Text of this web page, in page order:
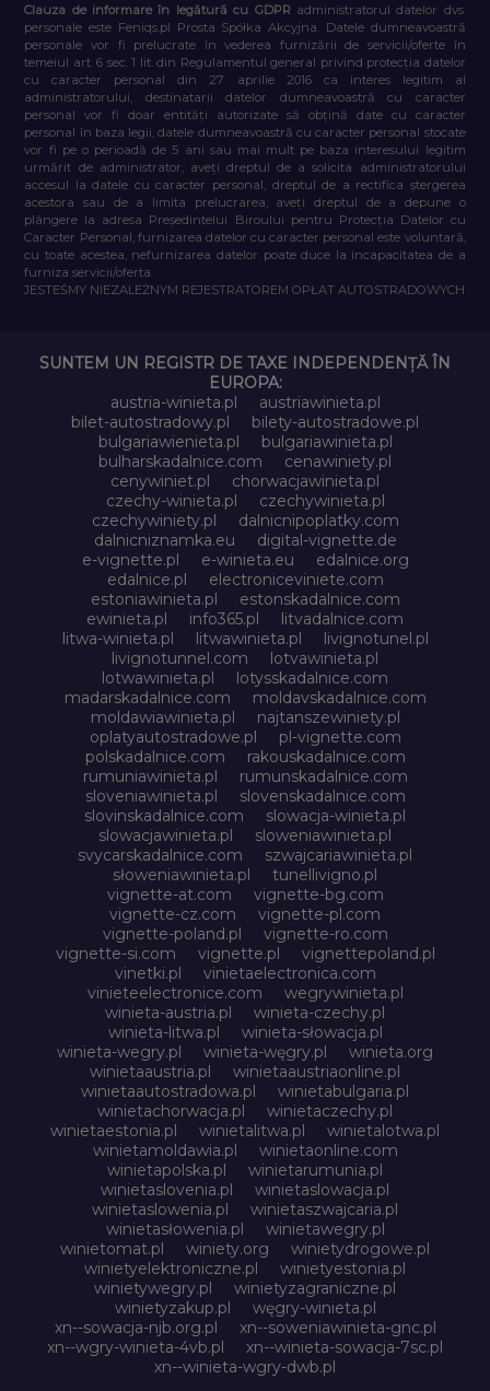
Clauza de informare în legătură cu GDPR administratorul datelor dvs.
personale este Feniqs.pl Prosta Spółka Akcyjna. Datele dumneavoastră
personale vor fi prelucrate în vederea furnizării de servicii/oferte în
temeiul art. 6 sec. 1 lit. din Regulamentul general privind protecția datelor
cu caracter personal din 27 aprilie 2016 ca interes legitim al
administratorului, destinatarii datelor dumneavoastră cu caracter
personal vor fi doar entități autorizate să obțină date cu caracter
personal în baza legii, datele dumneavoastră cu caracter personal stocate
vor fi pe o perioadă de 5 ani sau mai mult pe baza interesului legitim
urmărit de administrator, aveți dreptul de a solicita administratorului
accesul la datele cu caracter personal, dreptul de a rectifica ștergerea
acestora sau de a limita prelucrarea, aveți dreptul de a depune o
plângere la adresa Președintelui Biroului pentru Protecția Datelor cu
Caracter Personal, furnizarea datelor cu caracter personal este voluntară,
cu toate acestea, nefurnizarea datelor poate duce la incapacitatea de a
furniza servicii/oferta.
JESTEŚMY NIEZALEŻNYM REJESTRATOREM OPŁAT AUTOSTRADOWYCH
SUNTEM UN REGISTR DE TAXE INDEPENDENȚĂ ÎN
EUROPA:
austria-winieta.pl
austriawinieta.pl
bilet-autostradowy.pl
bilety-autostradowe.pl
bulgariawienieta.pl
bulgariawinieta.pl
bulharskadalnice.com
cenawiniety.pl
cenywiniet.pl
chorwacjawinieta.pl
czechy-winieta.pl
czechywinieta.pl
czechywiniety.pl
dalnicnipoplatky.com
dalnicniznamka.eu
digital-vignette.de
e-vignette.pl
e-winieta.eu
edalnice.org
edalnice.pl
electroniceviniete.com
estoniawinieta.pl
estonskadalnice.com
ewinieta.pl
info365.pl
litvadalnice.com
litwa-winieta.pl
litwawinieta.pl
livignotunel.pl
livignotunnel.com
lotvawinieta.pl
lotwawinieta.pl
lotysskadalnice.com
madarskadalnice.com
moldavskadalnice.com
moldawiawinieta.pl
najtanszewiniety.pl
oplatyautostradowe.pl
pl-vignette.com
polskadalnice.com
rakouskadalnice.com
rumuniawinieta.pl
rumunskadalnice.com
sloveniawinieta.pl
slovenskadalnice.com
slovinskadalnice.com
slowacja-winieta.pl
slowacjawinieta.pl
sloweniawinieta.pl
svycarskadalnice.com
szwajcariawinieta.pl
słoweniawinieta.pl
tunellivigno.pl
vignette-at.com
vignette-bg.com
vignette-cz.com
vignette-pl.com
vignette-poland.pl
vignette-ro.com
vignette-si.com
vignette.pl
vignettepoland.pl
vinetki.pl
vinietaelectronica.com
vinieteelectronice.com
wegrywinieta.pl
winieta-austria.pl
winieta-czechy.pl
winieta-litwa.pl
winieta-słowacja.pl
winieta-wegry.pl
winieta-węgry.pl
winieta.org
winietaaustria.pl
winietaaustriaonline.pl
winietaautostradowa.pl
winietabulgaria.pl
winietachorwacja.pl
winietaczechy.pl
winietaestonia.pl
winietalitwa.pl
winietalotwa.pl
winietamoldawia.pl
winietaonline.com
winietapolska.pl
winietarumunia.pl
winietaslovenia.pl
winietaslowacja.pl
winietaslowenia.pl
winietaszwajcaria.pl
winietasłowenia.pl
winietawegry.pl
winietomat.pl
winiety.org
winietydrogowe.pl
winietyelektroniczne.pl
winietyestonia.pl
winietywegry.pl
winietyzagraniczne.pl
winietyzakup.pl
węgry-winieta.pl
xn--sowacja-njb.org.pl
xn--soweniawinieta-gnc.pl
xn--wgry-winieta-4vb.pl
xn--winieta-sowacja-7sc.pl
xn--winieta-wgry-dwb.pl